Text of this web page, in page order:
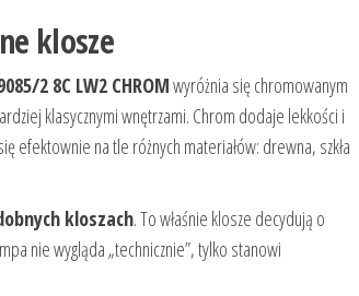
klosze
2 8C LW2 CHROMwyróżnia się chromowanym
klasycznymi wnętrzami. Chrom dodaje lekkości i
efektownie na tle różnych materiałów: drewna, szkła
kloszach. To właśnie klosze decydują o
nie wygląda „technicznie”, tylko stanowi